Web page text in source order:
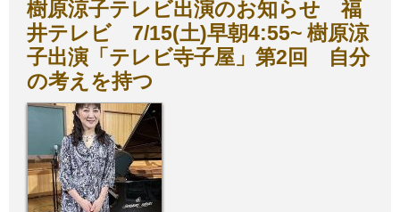
樹原涼子テレビ出演のお知らせ 福
井テレビ 7/15(土)早朝4:55~ 樹原涼
子出演「テレビ寺子屋」第2回 自分
の考えを持つ